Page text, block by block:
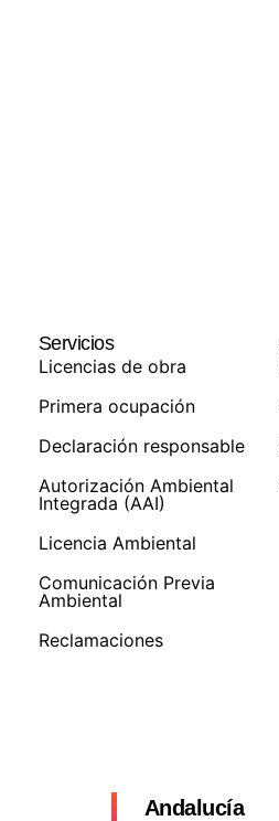
Servicios
Licencias de obra
Primera ocupación
Declaración responsable
Autorización Ambiental
Integrada (AAI)
Licencia Ambiental
Comunicación Previa
Ambiental
Reclamaciones
Andalucía